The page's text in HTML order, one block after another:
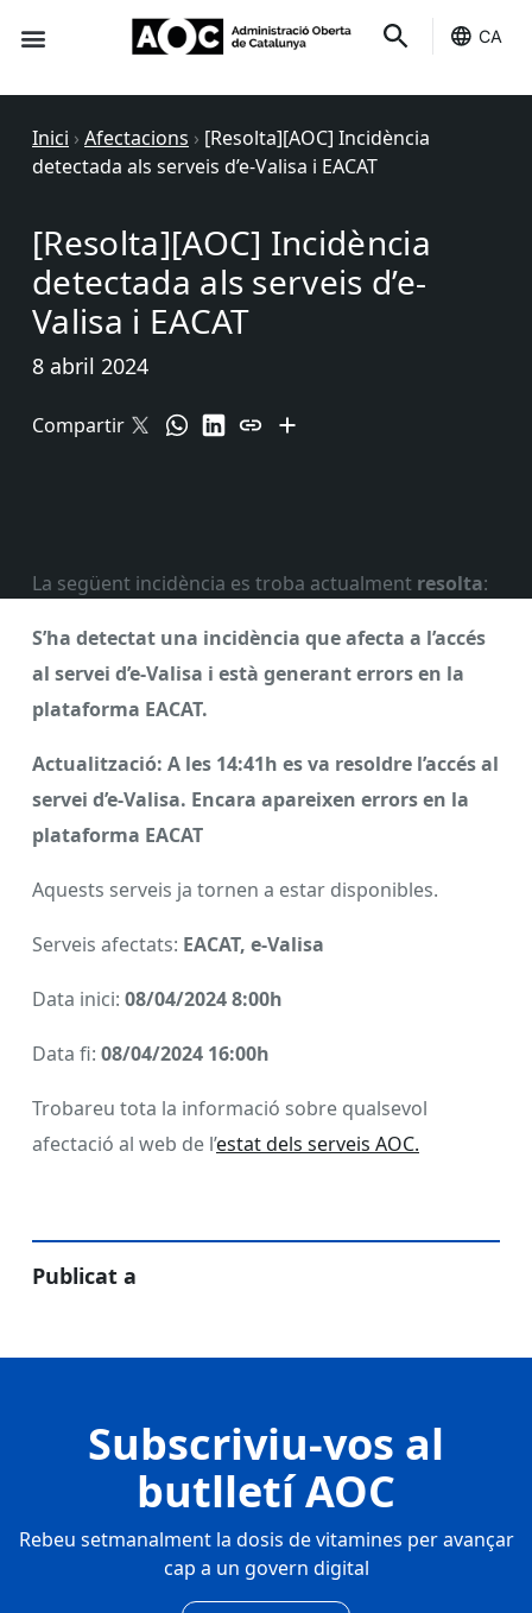
CA
Inici › Afectacions › [Resolta][AOC] Incidència
detectada als serveis d’e-Valisa i EACAT
[Resolta][AOC] Incidència
detectada als serveis d’e-
Valisa i EACAT
8 abril 2024
Compartir
La següent incidència es troba actualment resolta:
S’ha detectat una incidència que afecta a l’accés
al servei d’e-Valisa i està generant errors en la
plataforma EACAT.
Actualització: A les 14:41h es va resoldre l’accés al
servei d’e-Valisa. Encara apareixen errors en la
plataforma EACAT
Aquests serveis ja tornen a estar disponibles.
Serveis afectats: EACAT, e-Valisa
Data inici: 08/04/2024 8:00h
Data fi: 08/04/2024 16:00h
Trobareu tota la informació sobre qualsevol
afectació al web de l’estat dels serveis AOC.
Publicat a
Subscriviu-vos al
butlletí AOC
Rebeu setmanalment la dosis de vitamines per avançar
cap a un govern digital